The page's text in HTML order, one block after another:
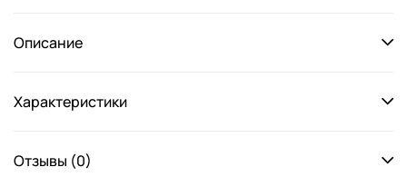
Описание
Характеристики
Отзывы (0)